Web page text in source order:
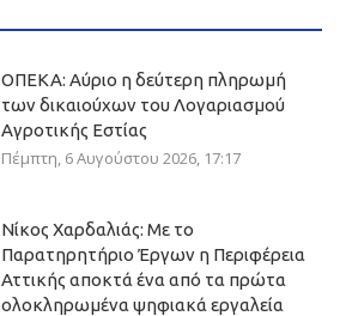
ΟΠΕΚΑ: Αύριο η δεύτερη πληρωμή
των δικαιούχων του Λογαριασμού
Αγροτικής Εστίας
Πέμπτη, 6 Αυγούστου 2026, 17:17
Νίκος Χαρδαλιάς: Με το
Παρατηρητήριο Έργων η Περιφέρεια
Αττικής αποκτά ένα από τα πρώτα
ολοκληρωμένα ψηφιακά εργαλεία